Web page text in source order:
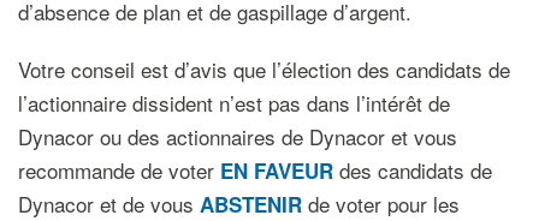
d’absence de plan et de gaspillage d’argent.
Votre conseil est d’avis que l’élection des candidats de
l’actionnaire dissident n’est pas dans l’intérêt de
Dynacor ou des actionnaires de Dynacor et vous
recommande de voter EN FAVEUR des candidats de
Dynacor et de vous ABSTENIR de voter pour les